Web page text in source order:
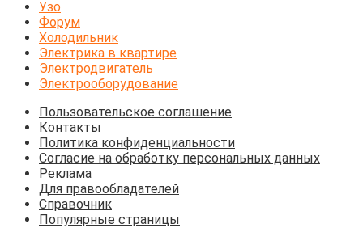
Узо
Форум
Холодильник
Электрика в квартире
Электродвигатель
Электрооборудование
Пользовательское соглашение
Контакты
Политика конфиденциальности
Согласие на обработку персональных данных
Реклама
Для правообладателей
Справочник
Популярные страницы